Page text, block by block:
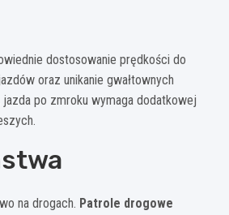
dostosowanie prędkości do
oraz unikanie gwałtownych
po zmroku wymaga dodatkowej
na drogach. Patrole drogowe